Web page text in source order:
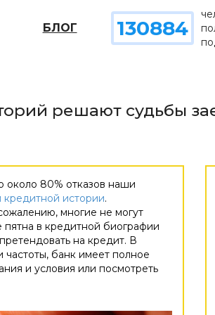
БЛОГ 130884
решают судьбы
около 80% отказов наши
кредитной истории.
многие не могут
пятна в кредитной биографии
на кредит. В
частоты, банк имеет полное
и условия или посмотреть